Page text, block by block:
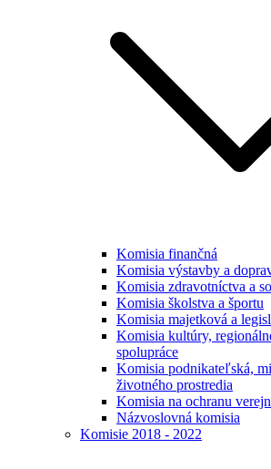
Komisia finančná
Komisia výstavby a
Komisia zdravotníctva a
Komisia školstva a športu
Komisia majetková a
Komisia kultúry,
spolupráce
Komisia podnikateľská,
životného prostredia
Komisia na ochranu
Názvoslovná komisia
Komisie 2018 - 2022